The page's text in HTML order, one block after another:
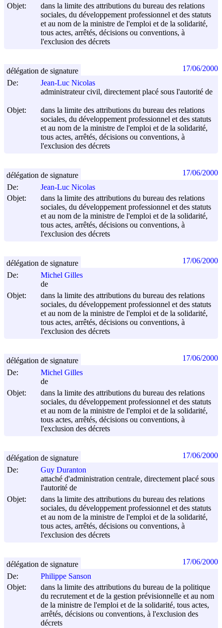
Objet:
dans la limite des attributions du bureau des relations
sociales, du développement professionnel et des statuts
et au nom de la ministre de l'emploi et de la solidarité,
tous actes, arrêtés, décisions ou conventions, à
l'exclusion des décrets
De:
Jean-Luc Nicolas
administrateur civil, directement placé sous l'autorité de
Objet:
dans la limite des attributions du bureau des relations
sociales, du développement professionnel et des statuts
et au nom de la ministre de l'emploi et de la solidarité,
tous actes, arrêtés, décisions ou conventions, à
l'exclusion des décrets
délégation de signature 17/06/2000
De:
Jean-Luc Nicolas
Objet:
dans la limite des attributions du bureau des relations
sociales, du développement professionnel et des statuts
et au nom de la ministre de l'emploi et de la solidarité,
tous actes, arrêtés, décisions ou conventions, à
l'exclusion des décrets
délégation de signature 17/06/2000
De:
Michel Gilles
de
Objet:
dans la limite des attributions du bureau des relations
sociales, du développement professionnel et des statuts
et au nom de la ministre de l'emploi et de la solidarité,
tous actes, arrêtés, décisions ou conventions, à
l'exclusion des décrets
délégation de signature 17/06/2000
De:
Michel Gilles
de
Objet:
dans la limite des attributions du bureau des relations
sociales, du développement professionnel et des statuts
et au nom de la ministre de l'emploi et de la solidarité,
tous actes, arrêtés, décisions ou conventions, à
l'exclusion des décrets
délégation de signature 17/06/2000
De:
Guy Duranton
attaché d'administration centrale, directement placé sous
l'autorité de
Objet:
dans la limite des attributions du bureau des relations
sociales, du développement professionnel et des statuts
et au nom de la ministre de l'emploi et de la solidarité,
tous actes, arrêtés, décisions ou conventions, à
l'exclusion des décrets
délégation de signature 17/06/2000
De:
Philippe Sanson
Objet:
dans la limite des attributions du bureau de la politique
du recrutement et de la gestion prévisionnelle et au nom
de la ministre de l'emploi et de la solidarité, tous actes,
arrêtés, décisions ou conventions, à l'exclusion des
décrets
délégation de signature 17/06/2000